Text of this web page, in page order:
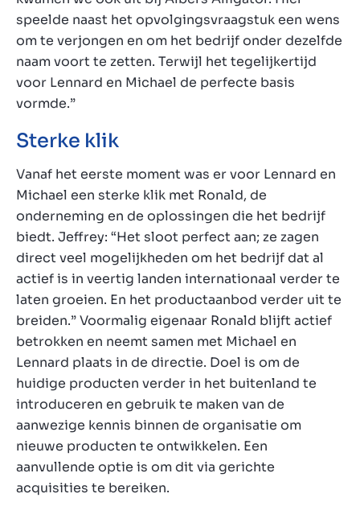
speelde naast het opvolgingsvraagstuk een wens
om te verjongen en om het bedrijf onder dezelfde
naam voort te zetten. Terwijl het tegelijkertijd
voor Lennard en Michael de perfecte basis
vormde.”
Sterke klik
Vanaf het eerste moment was er voor Lennard en
Michael een sterke klik met Ronald, de
onderneming en de oplossingen die het bedrijf
biedt. Jeffrey: “Het sloot perfect aan; ze zagen
direct veel mogelijkheden om het bedrijf dat al
actief is in veertig landen internationaal verder te
laten groeien. En het productaanbod verder uit te
breiden.” Voormalig eigenaar Ronald blijft actief
betrokken en neemt samen met Michael en
Lennard plaats in de directie. Doel is om de
huidige producten verder in het buitenland te
introduceren en gebruik te maken van de
aanwezige kennis binnen de organisatie om
nieuwe producten te ontwikkelen. Een
aanvullende optie is om dit via gerichte
acquisities te bereiken.